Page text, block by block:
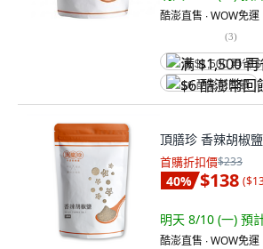
酷澎直售 ∙ WOW免運
(3)
满 $1,500 再省
$6 酷澎幣回饋
頂膳珍 香辣胡椒
首購折扣價$233
40% $138 (
明天 8/10 (一) 預
酷澎直售 ∙ WOW免運